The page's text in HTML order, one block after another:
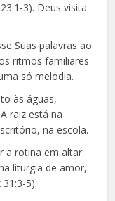
3). Deus visita
Suas palavras ao
ritmos familiares
só melodia.
às águas,
raiz está na
na escola.
a rotina em altar
liturgia de amor,
5).